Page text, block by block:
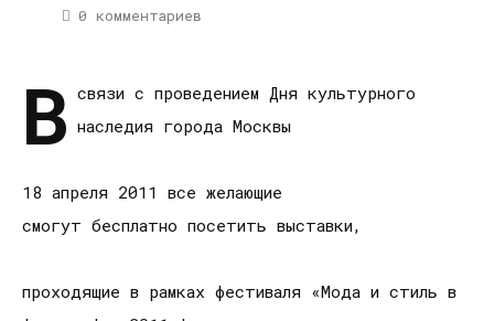
0 комментариев
В связи с проведением Дня культурного
наследия города Москвы
18 апреля 2011 все желающие
смогут бесплатно посетить выставки,
проходящие в рамках фестиваля «Мода и стиль в